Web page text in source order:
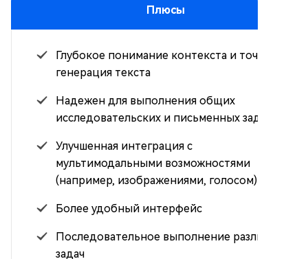
Плюсы
Глубокое понимание контекста и точная
генерация текста
Надежен для выполнения общих
исследовательских и письменных задач
Улучшенная интеграция с
мультимодальными возможностями
(например, изображениями, голосом)
Более удобный интерфейс
Последовательное выполнение различных
задач